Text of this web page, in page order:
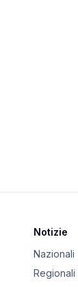
Notizie
Nazionali
Regionali